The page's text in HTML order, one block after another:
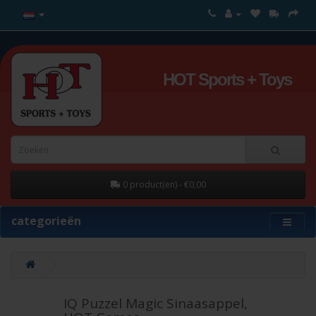
HOT Sports + Toys
0 product(en) - €0,00
categorieën
IQ Puzzel Magic Sinaasappel,